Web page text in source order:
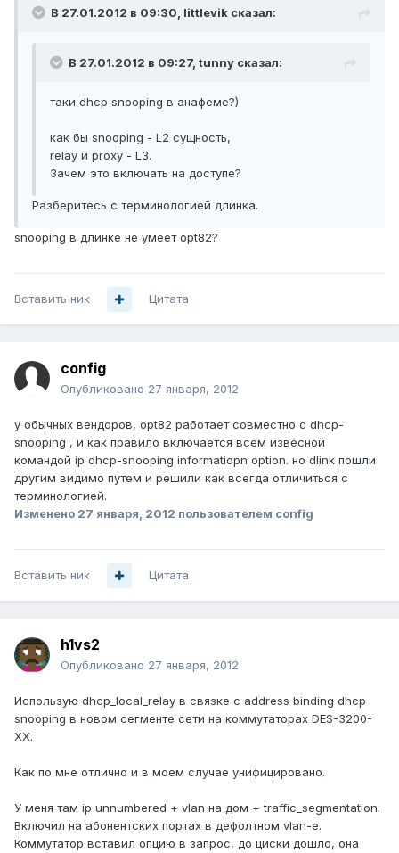
В 27.01.2012 в 09:30, littlevik сказал:
В 27.01.2012 в 09:27, tunny сказал:
таки dhcp snooping в анафеме?)
как бы snooping - L2 сущность,
relay и proxy - L3.
Зачем это включать на доступе?
Разберитесь с терминологией длинка.
snooping в длинке не умеет opt82?
Вставить ник Цитата
config
Опубликовано 27 января, 2012
у обычных вендоров, opt82 работает совместно с dhcp-
snooping , и как правило включается всем извесной
командой ip dhcp-snooping informatiopn option. но dlink пошли
другим видимо путем и решили как всегда отличиться с
терминологией.
Изменено 27 января, 2012 пользователем config
Вставить ник Цитата
h1vs2
Опубликовано 27 января, 2012
Использую dhcp_local_relay в связке с address binding dhcp
snooping в новом сегменте сети на коммутаторах DES-3200-
XX.
Как по мне отлично и в моем случае унифицировано.
У меня там ip unnumbered + vlan на дом + traffic_segmentation.
Включил на абонентских портах в дефолтном vlan-е.
Коммутатор вставил опцию в запрос, до циски дошло, она